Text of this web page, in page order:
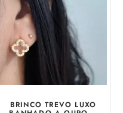
BRINCO TREVO LUXO